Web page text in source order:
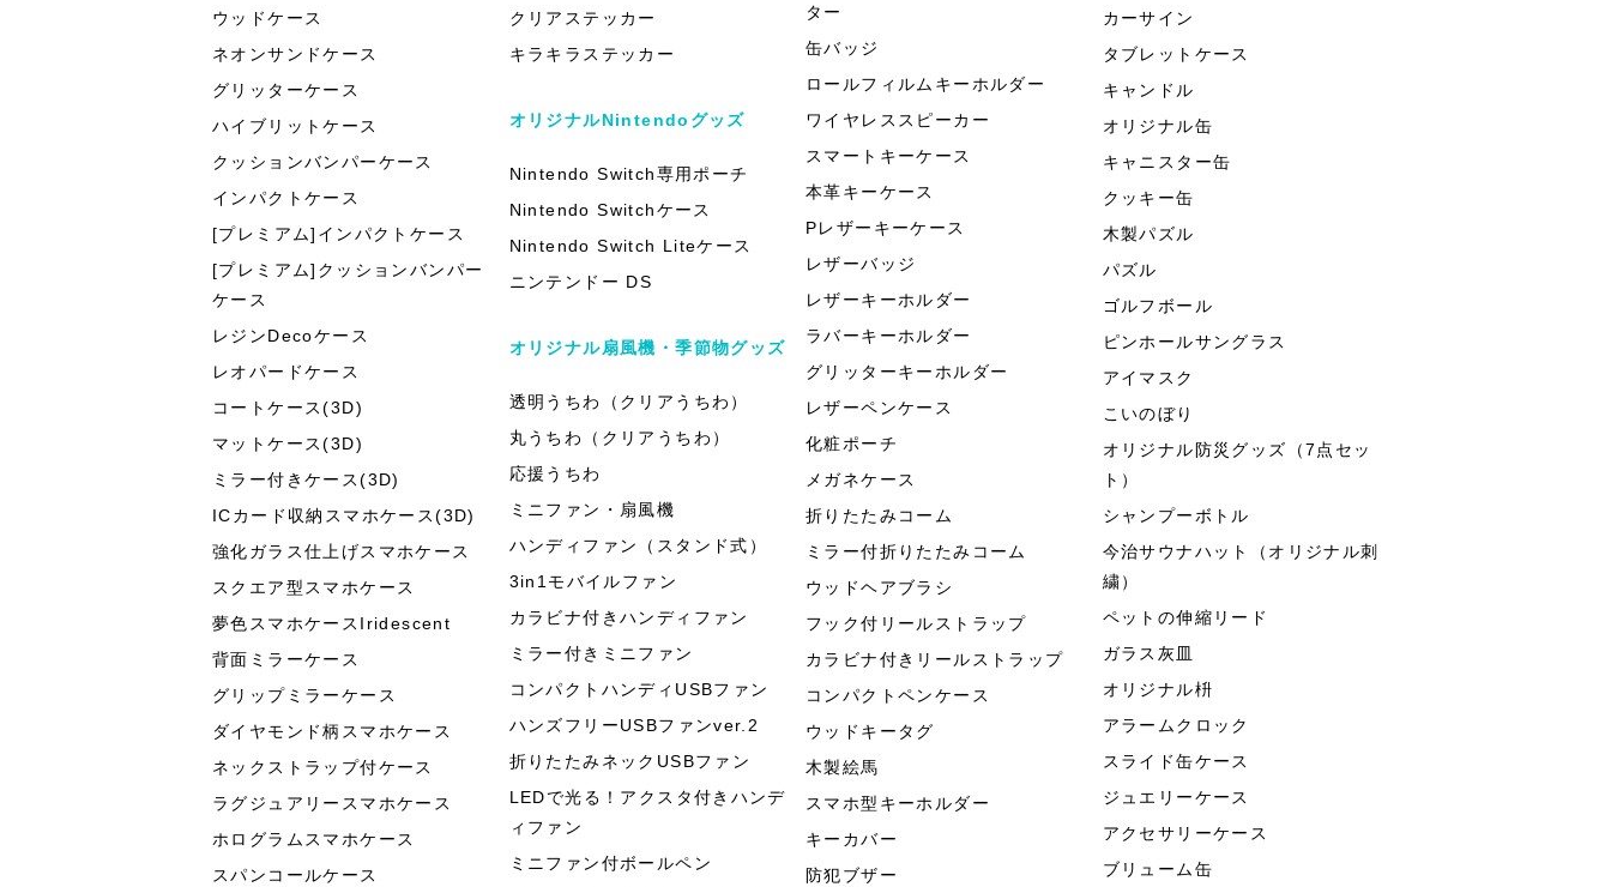
ウッドケース
ネオンサンドケース
グリッターケース
ハイブリットケース
クッションバンパーケース
インパクトケース
[プレミアム]インパクトケース
[プレミアム]クッションバンパー
ケース
レジンDecoケース
レオパードケース
コートケース(3D)
マットケース(3D)
ミラー付きケース(3D)
ICカード収納スマホケース(3D)
強化ガラス仕上げスマホケース
スクエア型スマホケース
夢色スマホケースIridescent
背面ミラーケース
グリップミラーケース
ダイヤモンド柄スマホケース
ネックストラップ付ケース
ラグジュアリースマホケース
ホログラムスマホケース
スパンコールケース
クリアステッカー
キラキラステッカー
オリジナルNintendoグッズ
Nintendo Switch専用ポーチ
Nintendo Switchケース
Nintendo Switch Liteケース
ニンテンドー DS
オリジナル扇風機・季節物グッズ
透明うちわ（クリアうちわ）
丸うちわ（クリアうちわ）
応援うちわ
ミニファン・扇風機
ハンディファン（スタンド式）
3in1モバイルファン
カラビナ付きハンディファン
ミラー付きミニファン
コンパクトハンディUSBファン
ハンズフリーUSBファンver.2
折りたたみネックUSBファン
LEDで光る！アクスタ付きハンデ
ィファン
ミニファン付ボールペン
ター
缶バッジ
ロールフィルムキーホルダー
ワイヤレススピーカー
スマートキーケース
本革キーケース
Pレザーキーケース
レザーバッジ
レザーキーホルダー
ラバーキーホルダー
グリッターキーホルダー
レザーペンケース
化粧ポーチ
メガネケース
折りたたみコーム
ミラー付折りたたみコーム
ウッドヘアブラシ
フック付リールストラップ
カラビナ付きリールストラップ
コンパクトペンケース
ウッドキータグ
木製絵馬
スマホ型キーホルダー
キーカバー
防犯ブザー
カーサイン
タブレットケース
キャンドル
オリジナル缶
キャニスター缶
クッキー缶
木製パズル
パズル
ゴルフボール
ピンホールサングラス
アイマスク
こいのぼり
オリジナル防災グッズ（7点セッ
ト）
シャンプーボトル
今治サウナハット（オリジナル刺
繍）
ペットの伸縮リード
ガラス灰皿
オリジナル枡
アラームクロック
スライド缶ケース
ジュエリーケース
アクセサリーケース
ブリューム缶